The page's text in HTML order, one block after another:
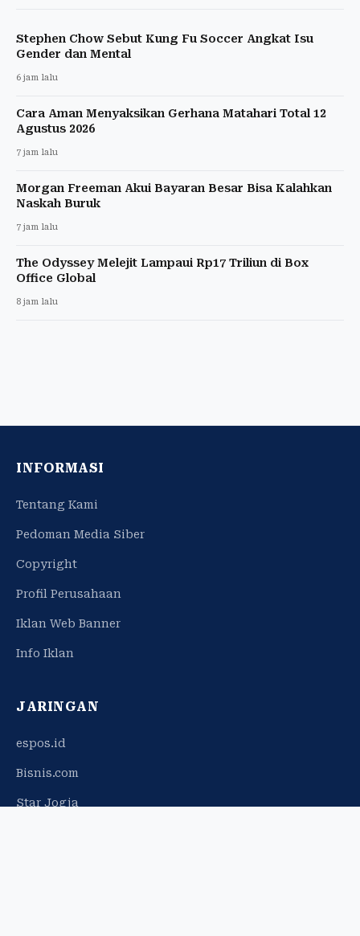
Stephen Chow Sebut Kung Fu Soccer Angkat Isu
Gender dan Mental
6 jam lalu
Cara Aman Menyaksikan Gerhana Matahari Total 12
Agustus 2026
7 jam lalu
Morgan Freeman Akui Bayaran Besar Bisa Kalahkan
Naskah Buruk
7 jam lalu
The Odyssey Melejit Lampaui Rp17 Triliun di Box
Office Global
8 jam lalu
INFORMASI
Tentang Kami
Pedoman Media Siber
Copyright
Profil Perusahaan
Iklan Web Banner
Info Iklan
JARINGAN
espos.id
Bisnis.com
Star Jogja